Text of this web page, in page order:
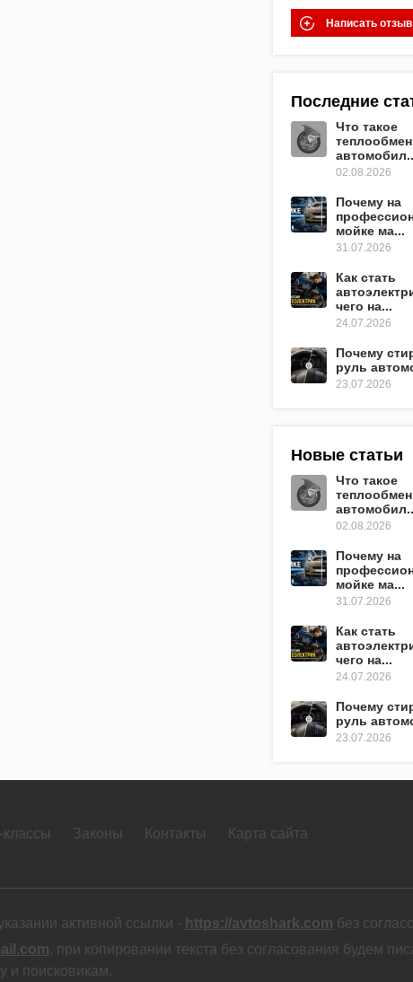
Написать отзыв
Последние
Что такое
02.08.2026
Почему на
мойке ма...
31.07.2026
Как стать
чего на...
24.07.2026
Почему
руль
23.07.2026
Новые статьи
Что такое
02.08.2026
Почему на
мойке ма...
31.07.2026
Как стать
чего на...
24.07.2026
Почему
руль
23.07.2026
Законы Контакты Карта сайта
активной ссылки - https://avtoshark.com без
, при копировании текста без согласования будем
и поисковикам.